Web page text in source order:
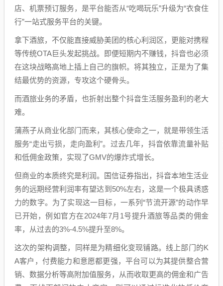
店、机票预订服务，是平台能否从“吃喝玩乐”升级为“衣食住
行”一站式服务平台的关键。
拿下酒旅，不仅能直接威胁美团的核心利润区，更能对携程
等传统OTA巨头发起挑战。即便短期内不赚钱，抖音也必须
在这块战略高地上插上自己的旗帜。将其独立，正是为了集
结最优势的资源，专攻这个硬骨头。
而酒旅业务的矛盾，也折射出整个抖音生活服务盈利的老大
难。
蒲燕子从商业化部门而来，其核心使命之一，就是带领生活
服务“走出亏损，走向盈利”。过去几年，抖音依靠流量补贴
和低佣金政策，实现了GMV的爆炸式增长。
但商业的本质终究是利润。国信证券指出，抖音本地生活业
务的远期经营利润率有望达到50%左右，这是一个极具诱惑
力的数字。为了实现这一目标，一系列“节流开源”的动作早
已开始，例如官方在2024年7月1号提升酒旅等品类的佣金
率，从过去的3%-4.5%提升至8%。
这次的架构调整，同样是为精细化变现铺路。线上部门的K
A客户，付费能力和意愿都更强，平台可以为其提供整合营
销、数据分析等高附加值服务，从而收取更高的佣金和广告